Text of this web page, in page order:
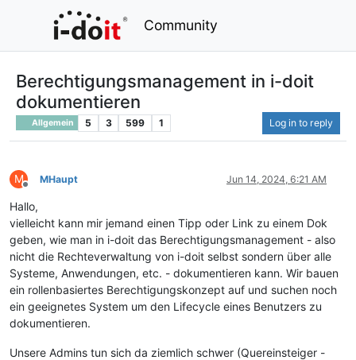
Community
Berechtigungsmanagement in i-doit
dokumentieren
Allgemein 5 3 599 1 Log in to reply
M
Offline
MHaupt Jun 14, 2024, 6:21 AM
Hallo,
vielleicht kann mir jemand einen Tipp oder Link zu einem Dok
geben, wie man in i-doit das Berechtigungsmanagement - also
nicht die Rechteverwaltung von i-doit selbst sondern über alle
Systeme, Anwendungen, etc. - dokumentieren kann. Wir bauen
ein rollenbasiertes Berechtigungskonzept auf und suchen noch
ein geeignetes System um den Lifecycle eines Benutzers zu
dokumentieren.
Unsere Admins tun sich da ziemlich schwer (Quereinsteiger -